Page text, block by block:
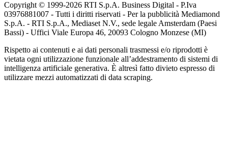
Copyright © 1999-2026 RTI S.p.A. Business Digital - P.Iva
03976881007 - Tutti i diritti riservati - Per la pubblicità Mediamond
S.p.A. - RTI S.p.A., Mediaset N.V., sede legale Amsterdam (Paesi
Bassi) - Uffici Viale Europa 46, 20093 Cologno Monzese (MI)
Rispetto ai contenuti e ai dati personali trasmessi e/o riprodotti è
vietata ogni utilizzazione funzionale all’addestramento di sistemi di
intelligenza artificiale generativa. È altresì fatto divieto espresso di
utilizzare mezzi automatizzati di data scraping.